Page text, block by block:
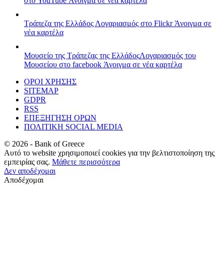
Τράπεζα της Ελλάδος Λογαριασμός στο FlickrΆνοιγμα σε
νέα καρτέλα
Μουσείο της Τράπεζας της ΕλλάδοςΛογαριασμός του
Μουσείου στο facebook Άνοιγμα σε νέα καρτέλα
ΟΡΟΙ ΧΡΗΣΗΣ
SITEMAP
GDPR
RSS
ΕΠΕΞΗΓΗΣΗ ΟΡΩΝ
ΠΟΛΙΤΙΚΗ SOCIAL MEDIA
© 2026 - Bank of Greece
Αυτό το website χρησιμοποιεί cookies για την βελτιστοποίηση της
εμπειρίας σας. Μάθετε περισσότερα
Δεν αποδέχομαι
Αποδέχομαι